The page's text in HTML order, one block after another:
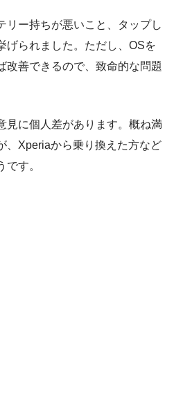
リー持ちが悪いこと、タップし
げられました。ただし、OSを
改善できるので、致命的な問題
見に個人差があります。概ね満
、Xperiaから乗り換えた方など
す。